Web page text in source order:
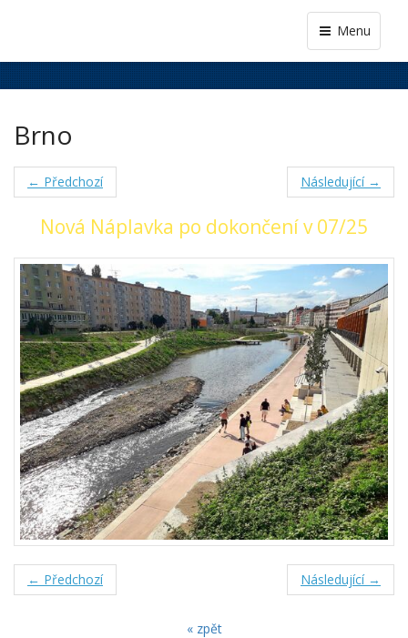
Menu
Brno
← Předchozí Následující →
Nová Náplavka po dokončení v 07/25
← Předchozí Následující →
« zpět